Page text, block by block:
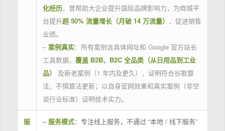
化经历，曾帮助大企业提升国际品牌影响力，为商城平
台提升超 50% 流量增长（月破 14 万流量） ，促进销售
业绩。
– 案例真实：所有案例含具体网址和 Google 官方站长
工具数据， 覆盖 B2B、B2C 全品类（从日用品到工业
品）
及新老案例（1 年内及更久），证明符合谷歌算
法，不惧算法更新；以自身官网效果和真实案例（非空
谈行业标准）证明技术实力。
服
– 服务模式：专注线上服务，不通过 “本地 / 线下服务”